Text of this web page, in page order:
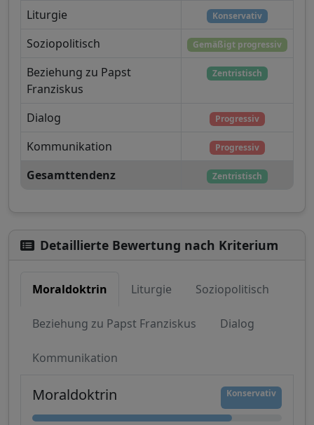
Liturgie Konservativ
Soziopolitisch Gemäßigt progressiv
Beziehung zu Papst
Franziskus
Zentristisch
Dialog Progressiv
Kommunikation Progressiv
Gesamttendenz Zentristisch
Detaillierte Bewertung nach Kriterium
Moraldoktrin Liturgie Soziopolitisch
Beziehung zu Papst Franziskus Dialog
Kommunikation
Moraldoktrin Konservativ